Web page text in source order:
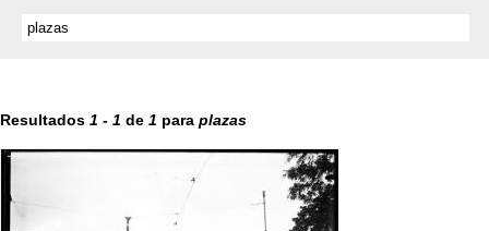
Resultados 1 - 1 de 1 para plazas